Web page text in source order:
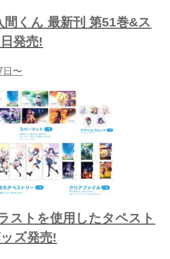
くん 最新刊 第51巻&ス
発売!
日〜
ストを使用したタペスト
ズ発売!